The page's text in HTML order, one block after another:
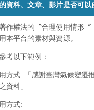
資料、文章、影片是否可以
作權法的〝合理使用情形〞
本平台的素材與資源。
考以下範例：
方式: 「感謝臺灣氣候變遷
資料」
方式: